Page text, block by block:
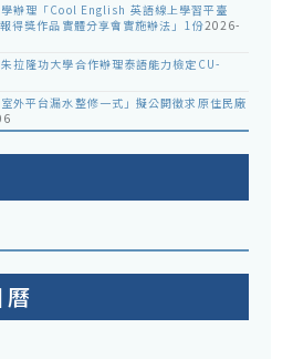
辦理「Cool English 英語線上學習平臺
得獎作品實體分享會實施辦法」1份2026-
拉隆功大學合作辦理泰語能力檢定CU-
室外平台漏水整修一式」擬公開徵求原住民廠
曆